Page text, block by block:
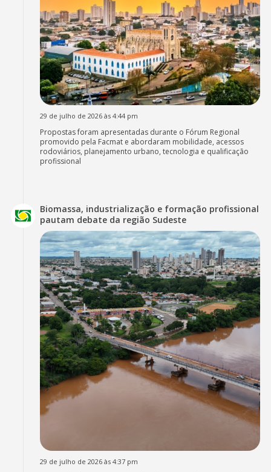
29 de julho de 2026 às 4:44 pm
Propostas foram apresentadas durante o Fórum Regional
promovido pela Facmat e abordaram mobilidade, acessos
rodoviários, planejamento urbano, tecnologia e qualificação
profissional
Biomassa, industrialização e formação profissional
pautam debate da região Sudeste
29 de julho de 2026 às 4:37 pm